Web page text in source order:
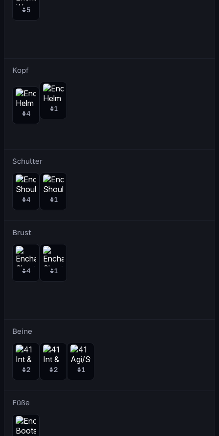
5
Kopf
4
1
Schulter
4 1
Brust
4 1
Beine
2 2 1
Füße